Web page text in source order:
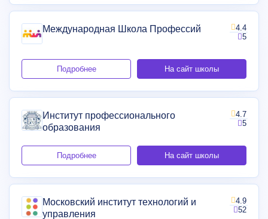
Международная Школа Профессий
4.4
5
Подробнее На сайт школы
Институт профессионального
образования
4.7
5
Подробнее На сайт школы
Московский институт технологий и
управления
4.9
52